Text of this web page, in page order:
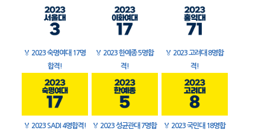
🏅 2023 숙명여대 17명
합격!
🏅 2023 한예종 5명합
격!
🏅 2023 고려대 8명합
격!
🏅 2023 SADI 4명합격! 🏅 2023 성균관대 7명합
🏅 2023 국민대 18명합